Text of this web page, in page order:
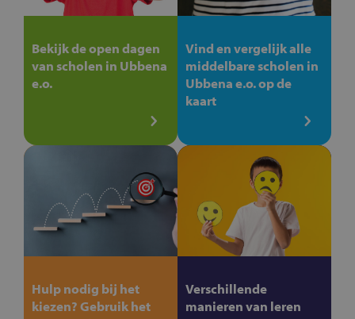
Bekijk de open dagen
van scholen in Ubbena
e.o.
Vind en vergelijk alle
middelbare scholen in
Ubbena e.o. op de
kaart
Hulp nodig bij het
kiezen? Gebruik het
Verschillende
manieren van leren